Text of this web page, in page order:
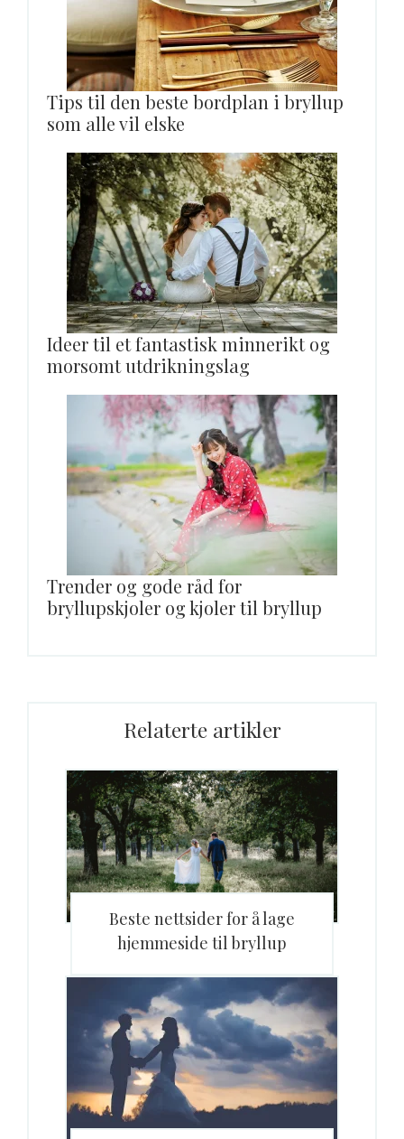
Tips til den beste bordplan i bryllup
som alle vil elske
Ideer til et fantastisk minnerikt og
morsomt utdrikningslag
Trender og gode råd for
bryllupskjoler og kjoler til bryllup
Relaterte artikler
Beste nettsider for å lage
hjemmeside til bryllup